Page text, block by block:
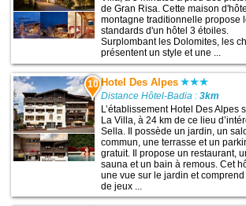
de Gran Risa. Cette maison
montagne traditionnelle propose
standards d'un hôtel 3 étoiles.
Surplombant les Dolomites, les
présentent un style et une ...
10 Hotel Des Alpes
Distance Hôtel-Badia :3km
L’établissement Hotel Des Alpes
La Villa, à 24 km de ce lieu
Sella. Il possède un jardin, un
commun, une terrasse et un
gratuit. Il propose un restaurant,
sauna et un bain à remous. Cet
une vue sur le jardin et
de jeux ...